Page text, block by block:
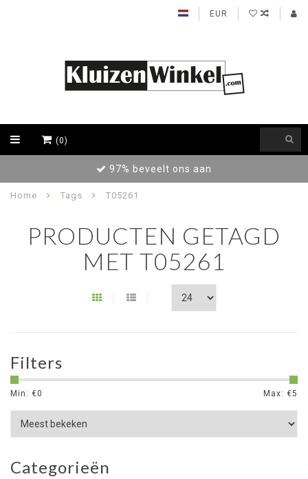
EUR
(0)
97% beveelt ons aan
Home Tags T05261
PRODUCTEN GETAGD
MET T05261
Filters
Min: €0 Max: €5
Categorieën